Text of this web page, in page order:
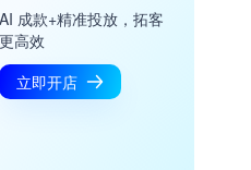
AI 成款+精准投放，拓客
更高效
立即开店